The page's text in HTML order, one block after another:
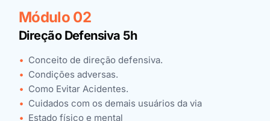
Módulo 02
Direção Defensiva 5h
Conceito de direção defensiva.
Condições adversas.
Como Evitar Acidentes.
Cuidados com os demais usuários da via
Estado físico e mental